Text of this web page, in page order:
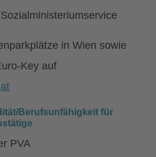
in Wien sowie
Key auf
Berufsunfähigkeit für
PVA